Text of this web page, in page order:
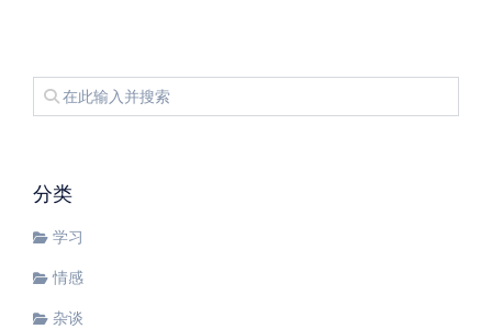
分类
学习
情感
杂谈